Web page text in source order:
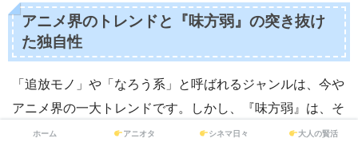
アニメ界のトレンドと『味方弱』の突き抜け
た独自性
「追放モノ」や「なろう系」と呼ばれるジャンルは、今や
アニメ界の一大トレンドです。しかし、『味方弱』は、そ
の潮流の中にありながらも、他の作品とは一線を画す、突
ホーム アニオタ シネマ日々 大人の賢活